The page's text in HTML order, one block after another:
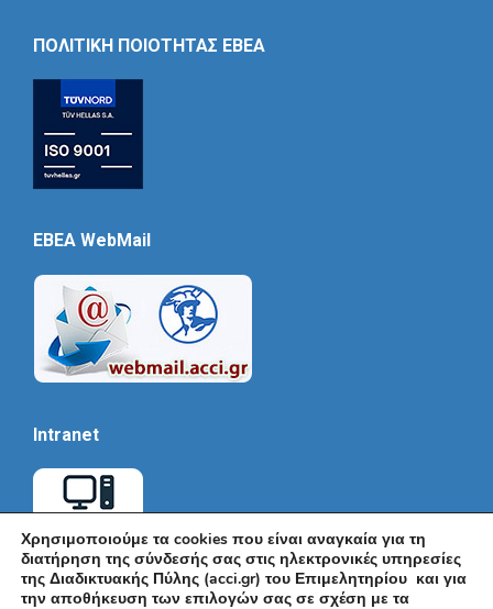
ΠΟΛΙΤΙΚΗ ΠΟΙΟΤΗΤΑΣ ΕΒΕΑ
EBEA WebMail
Intranet
Χρησιμοποιούμε τα cookies που είναι αναγκαία για τη
διατήρηση της σύνδεσής σας στις ηλεκτρονικές υπηρεσίες
της Διαδικτυακής Πύλης (acci.gr) του Επιμελητηρίου και για
την αποθήκευση των επιλογών σας σε σχέση με τα